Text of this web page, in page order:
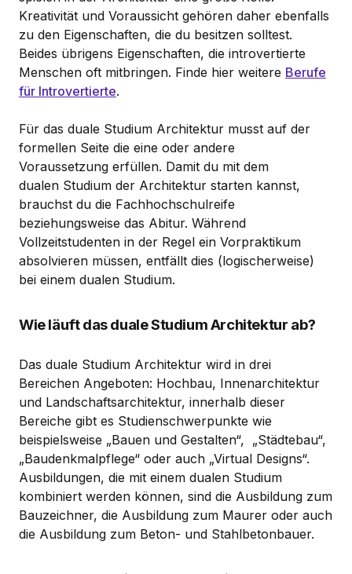
Kreativität und Voraussicht gehören daher ebenfalls
zu den Eigenschaften, die du besitzen solltest.
Beides übrigens Eigenschaften, die introvertierte
Menschen oft mitbringen. Finde hier weitere Berufe
für Introvertierte.
Für das duale Studium Architektur musst auf der
formellen Seite die eine oder andere
Voraussetzung erfüllen. Damit du mit dem
dualen Studium der Architektur starten kannst,
brauchst du die Fachhochschulreife
beziehungsweise das Abitur. Während
Vollzeitstudenten in der Regel ein Vorpraktikum
absolvieren müssen, entfällt dies (logischerweise)
bei einem dualen Studium.
Wie läuft das duale Studium Architektur ab?
Das duale Studium Architektur wird in drei
Bereichen Angeboten: Hochbau, Innenarchitektur
und Landschaftsarchitektur, innerhalb dieser
Bereiche gibt es Studienschwerpunkte wie
beispielsweise „Bauen und Gestalten“, „Städtebau“,
„Baudenkmalpflege“ oder auch „Virtual Designs“.
Ausbildungen, die mit einem dualen Studium
kombiniert werden können, sind die Ausbildung zum
Bauzeichner, die Ausbildung zum Maurer oder auch
die Ausbildung zum Beton- und Stahlbetonbauer.